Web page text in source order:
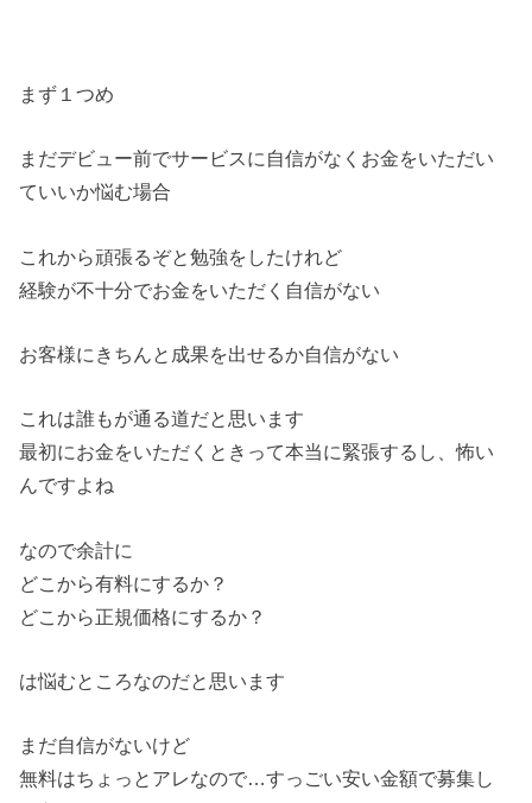
まず１つめ
まだデビュー前でサービスに自信がなくお金をいただい
ていいか悩む場合
これから頑張るぞと勉強をしたけれど
経験が不十分でお金をいただく自信がない
お客様にきちんと成果を出せるか自信がない
これは誰もが通る道だと思います
最初にお金をいただくときって本当に緊張するし、怖い
んですよね
なので余計に
どこから有料にするか？
どこから正規価格にするか？
は悩むところなのだと思います
まだ自信がないけど
無料はちょっとアレなので…すっごい安い金額で募集し